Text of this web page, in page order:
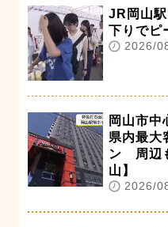
JR岡山
下りでピ
2026/
岡山市
県内最大
ン 周辺
山】
2026/